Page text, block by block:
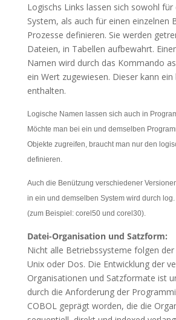
Logischs Links lassen sich sowohl für
System, als auch für einen einzelnen
Prozesse definieren. Sie werden
Dateien, in Tabellen aufbewahrt.
Namen wird durch das Kommando
ein Wert zugewiesen. Dieser kann
enthalten.
Logische Namen lassen sich auch in
Möchte man bei ein und demselben
Objekte zugreifen, braucht man nur den
definieren.
Auch die Benützung verschiedener
in ein und demselben System wird durch
(zum Beispiel: corel50 und corel30).
Datei-Organisation und Satzform:
Nicht alle Betriebssysteme folgen
Unix oder Dos. Die Entwicklung der
Organisationen und Satzformate ist
durch die Anforderung der
COBOL geprägt worden, die die